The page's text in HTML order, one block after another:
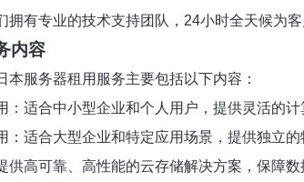
拥有专业的技术支持团队，24小时全天候为客
内容
本服务器租用服务主要包括以下内容：
：适合中小型企业和个人用户，提供灵活的计
：适合大型企业和特定应用场景，提供独立的
供高可靠、高性能的云存储解决方案，保障数